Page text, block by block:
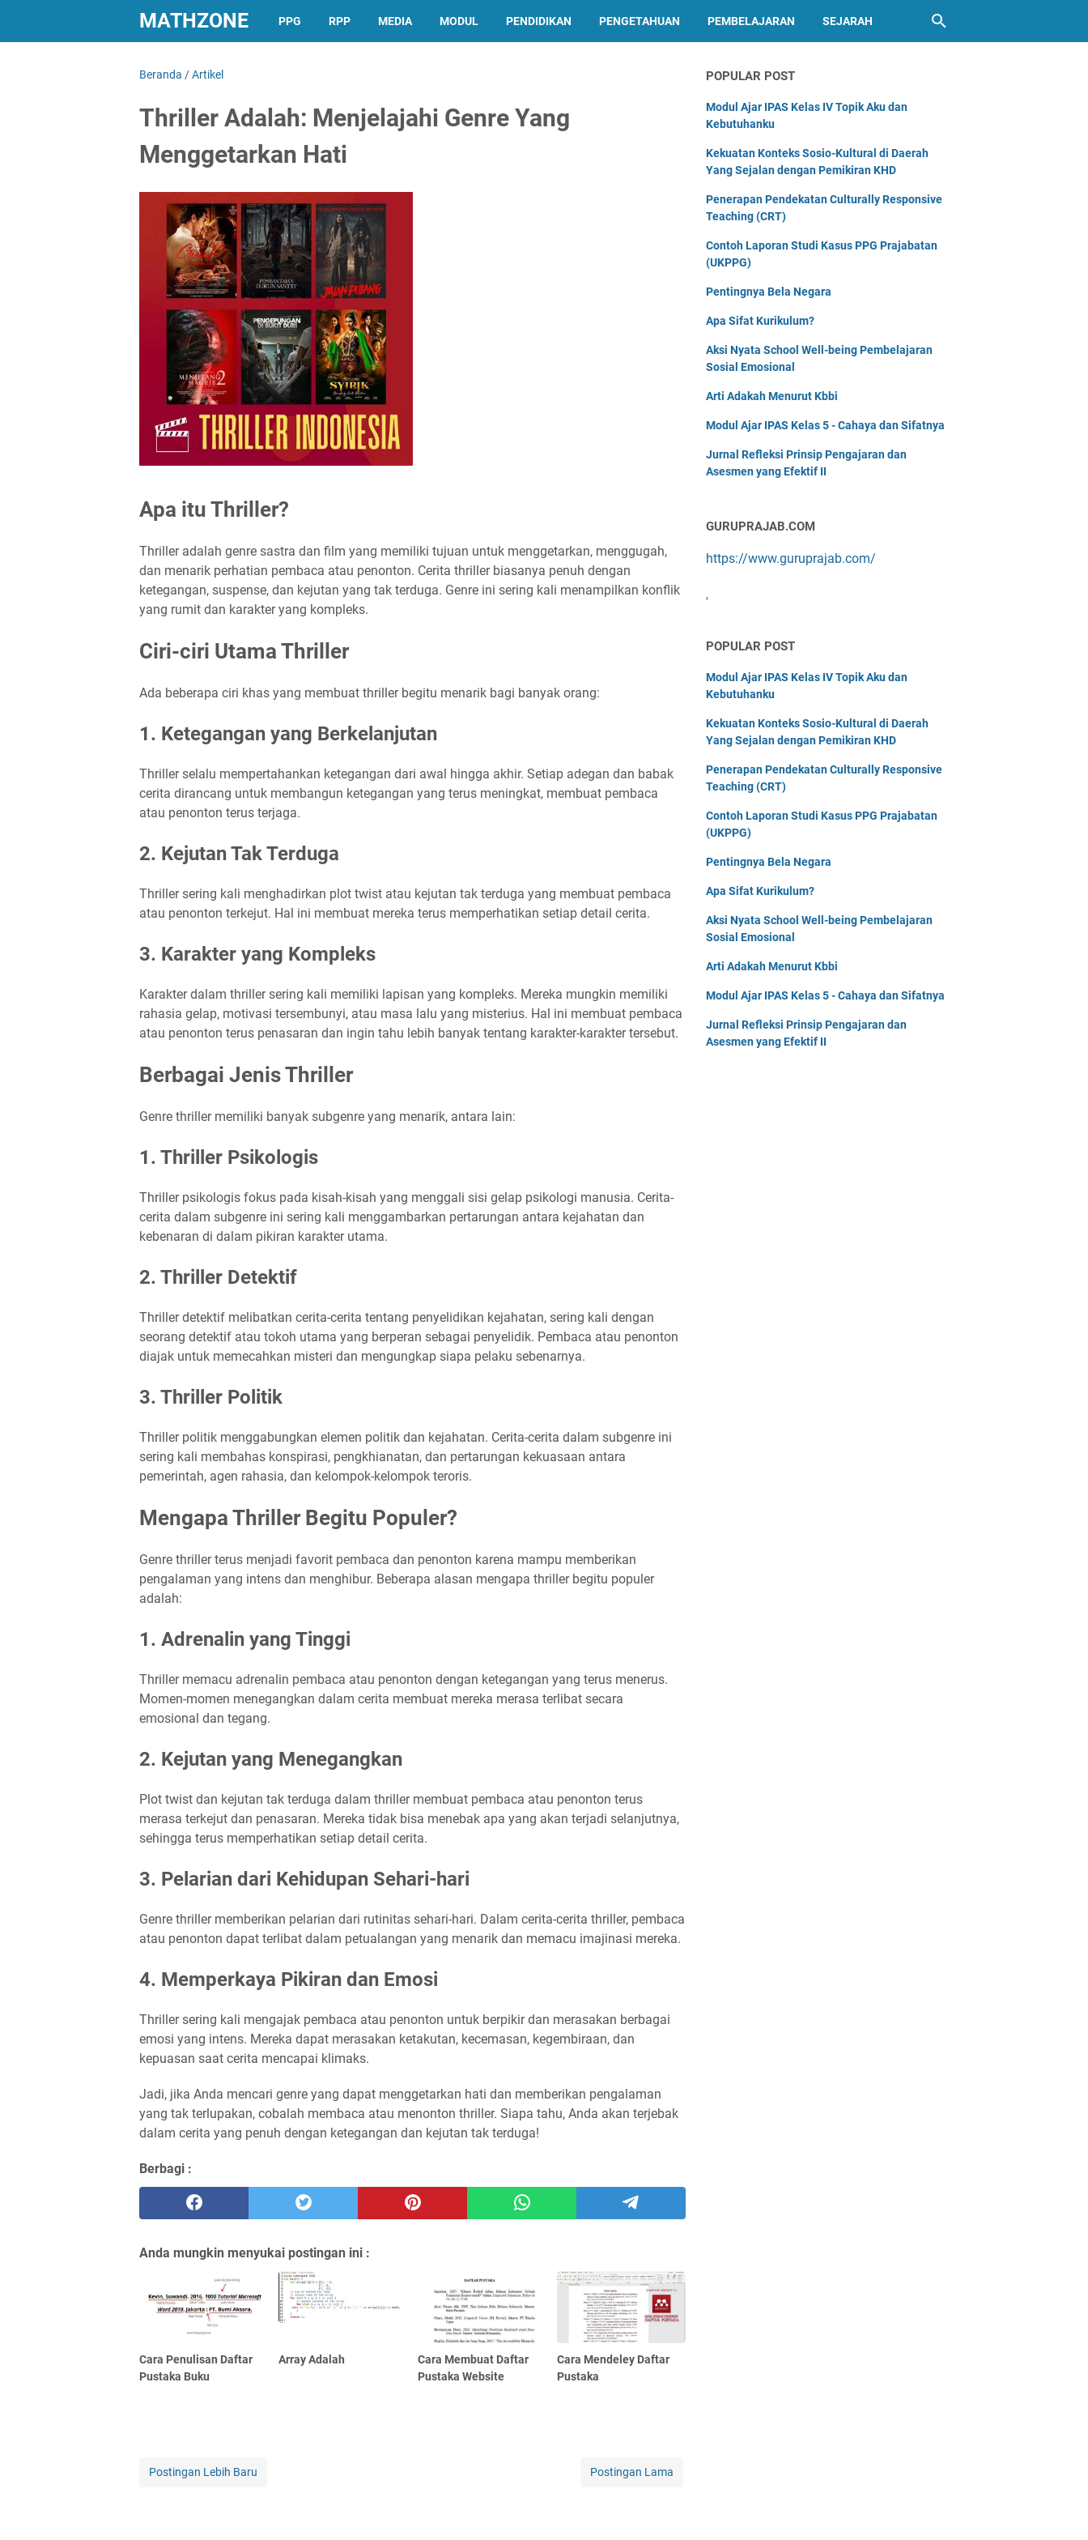
MATHZONE PPG RPP MEDIA MODUL PENDIDIKAN PENGETAHUAN PEMBELAJARAN SEJARAH
Beranda /Artikel
Thriller Adalah: Menjelajahi Genre Yang
Menggetarkan Hati
Apa itu Thriller?
Thriller adalah genre sastra dan film yang memiliki tujuan untuk menggetarkan, menggugah,
dan menarik perhatian pembaca atau penonton. Cerita thriller biasanya penuh dengan
ketegangan, suspense, dan kejutan yang tak terduga. Genre ini sering kali menampilkan konflik
yang rumit dan karakter yang kompleks.
Ciri-ciri Utama Thriller
Ada beberapa ciri khas yang membuat thriller begitu menarik bagi banyak orang:
1. Ketegangan yang Berkelanjutan
Thriller selalu mempertahankan ketegangan dari awal hingga akhir. Setiap adegan dan babak
cerita dirancang untuk membangun ketegangan yang terus meningkat, membuat pembaca
atau penonton terus terjaga.
2. Kejutan Tak Terduga
Thriller sering kali menghadirkan plot twist atau kejutan tak terduga yang membuat pembaca
atau penonton terkejut. Hal ini membuat mereka terus memperhatikan setiap detail cerita.
3. Karakter yang Kompleks
Karakter dalam thriller sering kali memiliki lapisan yang kompleks. Mereka mungkin memiliki
rahasia gelap, motivasi tersembunyi, atau masa lalu yang misterius. Hal ini membuat pembaca
atau penonton terus penasaran dan ingin tahu lebih banyak tentang karakter-karakter tersebut.
Berbagai Jenis Thriller
Genre thriller memiliki banyak subgenre yang menarik, antara lain:
1. Thriller Psikologis
Thriller psikologis fokus pada kisah-kisah yang menggali sisi gelap psikologi manusia. Cerita-
cerita dalam subgenre ini sering kali menggambarkan pertarungan antara kejahatan dan
kebenaran di dalam pikiran karakter utama.
2. Thriller Detektif
Thriller detektif melibatkan cerita-cerita tentang penyelidikan kejahatan, sering kali dengan
seorang detektif atau tokoh utama yang berperan sebagai penyelidik. Pembaca atau penonton
diajak untuk memecahkan misteri dan mengungkap siapa pelaku sebenarnya.
3. Thriller Politik
Thriller politik menggabungkan elemen politik dan kejahatan. Cerita-cerita dalam subgenre ini
sering kali membahas konspirasi, pengkhianatan, dan pertarungan kekuasaan antara
pemerintah, agen rahasia, dan kelompok-kelompok teroris.
Mengapa Thriller Begitu Populer?
Genre thriller terus menjadi favorit pembaca dan penonton karena mampu memberikan
pengalaman yang intens dan menghibur. Beberapa alasan mengapa thriller begitu populer
adalah:
1. Adrenalin yang Tinggi
Thriller memacu adrenalin pembaca atau penonton dengan ketegangan yang terus menerus.
Momen-momen menegangkan dalam cerita membuat mereka merasa terlibat secara
emosional dan tegang.
2. Kejutan yang Menegangkan
Plot twist dan kejutan tak terduga dalam thriller membuat pembaca atau penonton terus
merasa terkejut dan penasaran. Mereka tidak bisa menebak apa yang akan terjadi selanjutnya,
sehingga terus memperhatikan setiap detail cerita.
3. Pelarian dari Kehidupan Sehari-hari
Genre thriller memberikan pelarian dari rutinitas sehari-hari. Dalam cerita-cerita thriller, pembaca
atau penonton dapat terlibat dalam petualangan yang menarik dan memacu imajinasi mereka.
4. Memperkaya Pikiran dan Emosi
Thriller sering kali mengajak pembaca atau penonton untuk berpikir dan merasakan berbagai
emosi yang intens. Mereka dapat merasakan ketakutan, kecemasan, kegembiraan, dan
kepuasan saat cerita mencapai klimaks.
Jadi, jika Anda mencari genre yang dapat menggetarkan hati dan memberikan pengalaman
yang tak terlupakan, cobalah membaca atau menonton thriller. Siapa tahu, Anda akan terjebak
dalam cerita yang penuh dengan ketegangan dan kejutan tak terduga!
Berbagi :
Anda mungkin menyukai postingan ini :
Cara Penulisan Daftar
Pustaka Buku
Array Adalah
Cara Membuat Daftar
Pustaka Website
Cara Mendeley Daftar
Pustaka
Postingan Lebih Baru Postingan Lama
POPULAR POST
Modul Ajar IPAS Kelas IV Topik Aku dan
Kebutuhanku
Kekuatan Konteks Sosio-Kultural di Daerah
Yang Sejalan dengan Pemikiran KHD
Penerapan Pendekatan Culturally Responsive
Teaching (CRT)
Contoh Laporan Studi Kasus PPG Prajabatan
(UKPPG)
Pentingnya Bela Negara
Apa Sifat Kurikulum?
Aksi Nyata School Well-being Pembelajaran
Sosial Emosional
Arti Adakah Menurut Kbbi
Modul Ajar IPAS Kelas 5 - Cahaya dan Sifatnya
Jurnal Refleksi Prinsip Pengajaran dan
Asesmen yang Efektif II
GURUPRAJAB.COM
https://www.guruprajab.com/
'
POPULAR POST
Modul Ajar IPAS Kelas IV Topik Aku dan
Kebutuhanku
Kekuatan Konteks Sosio-Kultural di Daerah
Yang Sejalan dengan Pemikiran KHD
Penerapan Pendekatan Culturally Responsive
Teaching (CRT)
Contoh Laporan Studi Kasus PPG Prajabatan
(UKPPG)
Pentingnya Bela Negara
Apa Sifat Kurikulum?
Aksi Nyata School Well-being Pembelajaran
Sosial Emosional
Arti Adakah Menurut Kbbi
Modul Ajar IPAS Kelas 5 - Cahaya dan Sifatnya
Jurnal Refleksi Prinsip Pengajaran dan
Asesmen yang Efektif II